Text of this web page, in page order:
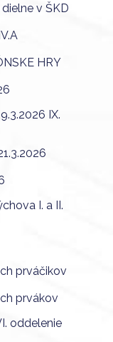
v ŠKD
HRY
IX.
I. a II.
prváčikov
prvákov
oddelenie